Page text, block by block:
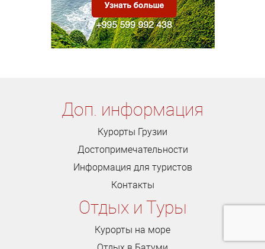
Доп. информация
Курорты Грузии
Достопримечательности
Информация для туристов
Контакты
Отдых и Туры
Курорты на море